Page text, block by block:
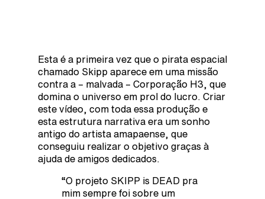
Esta é a primeira vez que o pirata espacial
chamado Skipp aparece em uma missão
contra a – malvada – Corporação H3, que
domina o universo em prol do lucro. Criar
este vídeo, com toda essa produção e
esta estrutura narrativa era um sonho
antigo do artista amapaense, que
conseguiu realizar o objetivo graças à
ajuda de amigos dedicados.
“O projeto SKIPP is DEAD pra
mim sempre foi sobre um